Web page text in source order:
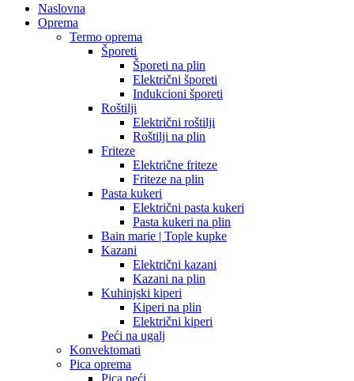
Naslovna
Oprema
Termo oprema
Šporeti
Šporeti na plin
Električni šporeti
Indukcioni šporeti
Roštilji
Električni roštilji
Roštilji na plin
Friteze
Električne friteze
Friteze na plin
Pasta kukeri
Električni pasta kukeri
Pasta kukeri na plin
Bain marie | Tople kupke
Kazani
Električni kazani
Kazani na plin
Kuhinjski kiperi
Kiperi na plin
Električni kiperi
Peći na ugalj
Konvektomati
Pica oprema
Pica peći